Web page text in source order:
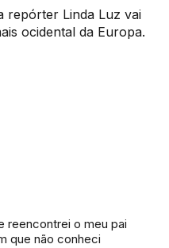
repórter Linda Luz vai
ocidental da Europa.
reencontrei o meu pai
que não conheci